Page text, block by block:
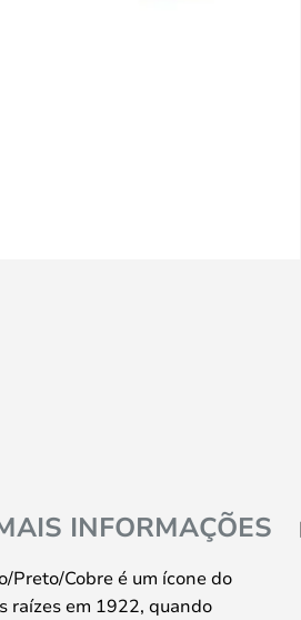
INFORMAÇÕES
Preto/Cobre é um ícone do
raízes em 1922, quando